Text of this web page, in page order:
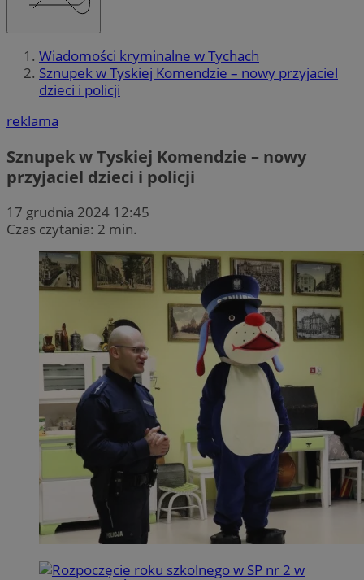
Wiadomości kryminalne w Tychach
Sznupek w Tyskiej Komendzie – nowy przyjaciel
dzieci i policji
reklama
Sznupek w Tyskiej Komendzie – nowy
przyjaciel dzieci i policji
17 grudnia 2024 12:45
Czas czytania: 2 min.